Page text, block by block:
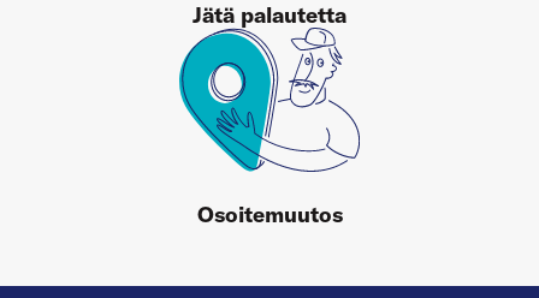
Jätä palautetta
Osoitemuutos